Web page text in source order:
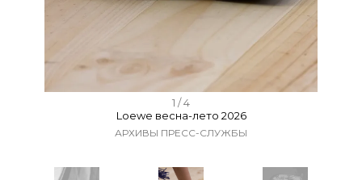
1 / 4
Loewe весна-лето 2026
АРХИВЫ ПРЕСС-СЛУЖБЫ